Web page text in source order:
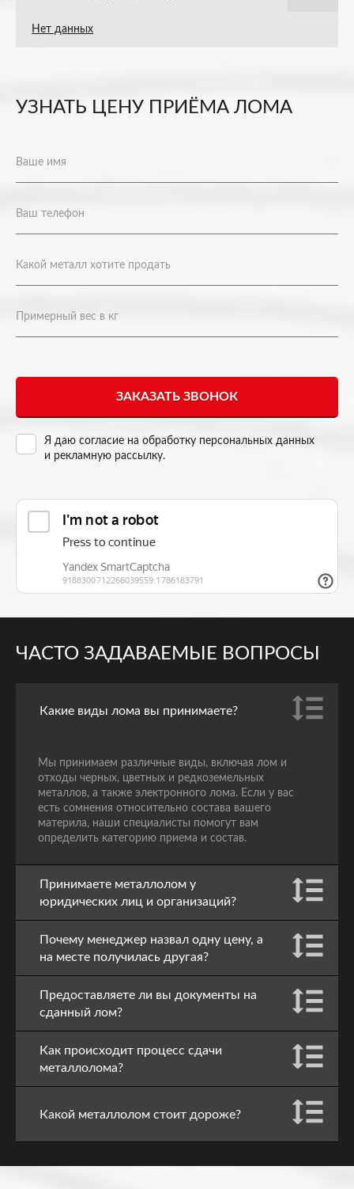
Нет данных
УЗНАТЬ ЦЕНУ ПРИЁМА ЛОМА
Я даю согласие на обработку персональных данных
и рекламную рассылку.
ЧАСТО ЗАДАВАЕМЫЕ ВОПРОСЫ
Какие виды лома вы принимаете?
Мы принимаем различные виды, включая лом и
отходы черных, цветных и редкоземельных
металлов, а также электронного лома. Если у вас
есть сомнения относительно состава вашего
материла, наши специалисты помогут вам
определить категорию приема и состав.
Принимаете металлолом у
юридических лиц и организаций?
Почему менеджер назвал одну цену, а
на месте получилась другая?
Предоставляете ли вы документы на
сданный лом?
Как происходит процесс сдачи
металлолома?
Какой металлолом стоит дороже?